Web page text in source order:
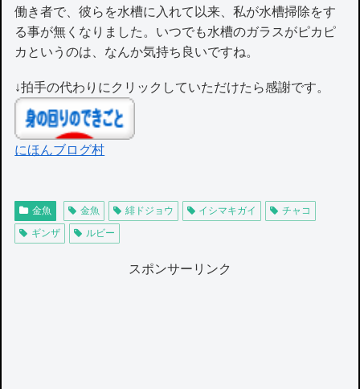
働き者で、彼らを水槽に入れて以来、私が水槽掃除をす
る事が無くなりました。いつでも水槽のガラスがピカピ
カというのは、なんか気持ち良いですね。
↓拍手の代わりにクリックしていただけたら感謝です。
にほんブログ村
金魚 金魚 緋ドジョウ イシマキガイ
チャコ
ギンザ
ルビー
スポンサーリンク